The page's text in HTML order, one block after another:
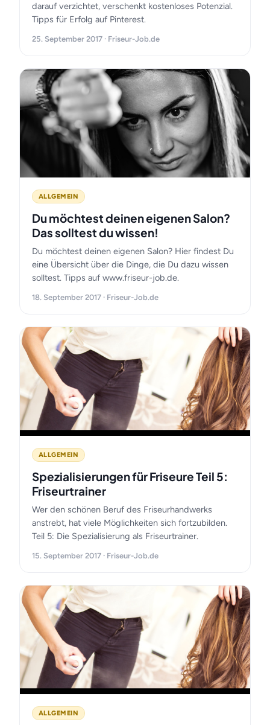
darauf verzichtet, verschenkt kostenloses Potenzial.
Tipps für Erfolg auf Pinterest.
25. September 2017 · Friseur-Job.de
ALLGEMEIN
Du möchtest deinen eigenen Salon?
Das solltest du wissen!
Du möchtest deinen eigenen Salon? Hier findest Du
eine Übersicht über die Dinge, die Du dazu wissen
solltest. Tipps auf www.friseur-job.de.
18. September 2017 · Friseur-Job.de
ALLGEMEIN
Spezialisierungen für Friseure Teil 5:
Friseurtrainer
Wer den schönen Beruf des Friseurhandwerks
anstrebt, hat viele Möglichkeiten sich fortzubilden.
Teil 5: Die Spezialisierung als Friseurtrainer.
15. September 2017 · Friseur-Job.de
ALLGEMEIN